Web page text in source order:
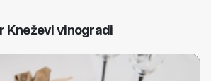
Kneževi vinogradi